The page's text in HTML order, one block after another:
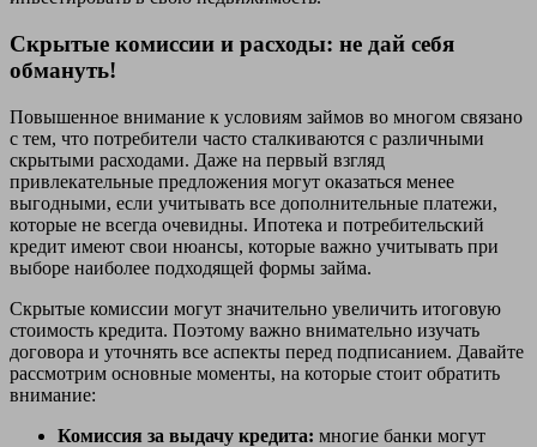
Скрытые комиссии и расходы: не дай себя
обмануть!
Повышенное внимание к условиям займов во многом связано
с тем, что потребители часто сталкиваются с различными
скрытыми расходами. Даже на первый взгляд
привлекательные предложения могут оказаться менее
выгодными, если учитывать все дополнительные платежи,
которые не всегда очевидны. Ипотека и потребительский
кредит имеют свои нюансы, которые важно учитывать при
выборе наиболее подходящей формы займа.
Скрытые комиссии могут значительно увеличить итоговую
стоимость кредита. Поэтому важно внимательно изучать
договора и уточнять все аспекты перед подписанием. Давайте
рассмотрим основные моменты, на которые стоит обратить
внимание:
Комиссия за выдачу кредита: многие банки могут